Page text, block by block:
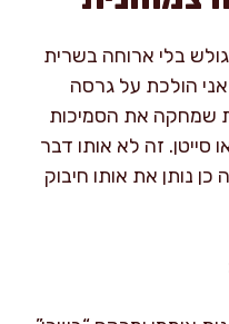
בלי ארוחה בשרית
הולכת על גרסה
שמחקה את הסמיכות
סייטן. זה לא אותו דבר
נותן את אותו חיבוק